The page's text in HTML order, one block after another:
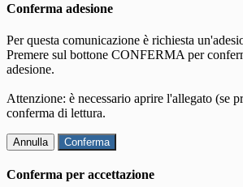
Conferma adesione
Per questa comunicazione è richiesta
Premere sul bottone CONFERMA per
adesione.
Attenzione: è necessario aprire l'allegato (se
conferma di lettura.
Annulla Conferma
Conferma per accettazione